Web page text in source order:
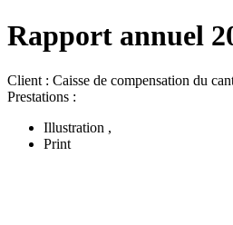
Rapport annuel
Client : Caisse de compensation du
Prestations :
Illustration ,
Print